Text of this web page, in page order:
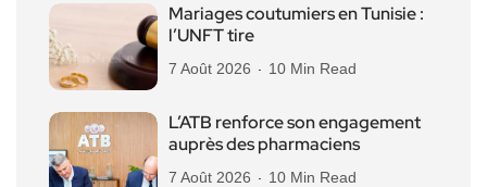
Mariages coutumiers en Tunisie :
l’UNFT tire
7 Août 2026 10 Min Read
L’ATB renforce son engagement
auprès des pharmaciens
7 Août 2026 10 Min Read